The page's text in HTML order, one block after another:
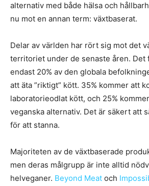
alternativ med både hälsa och
nu mot en annan term: växtbaserat.
Delar av världen har rört sig mot det
territoriet under de senaste åren. Det
endast 20% av den globala
att äta ”riktigt” kött. 35% kommer att
laboratorieodlat kött, och 25%
veganska alternativ. Det är säkert att
för att stanna.
Majoriteten av de växtbaserade
men deras målgrupp är inte alltid
helveganer. Beyond Meat och